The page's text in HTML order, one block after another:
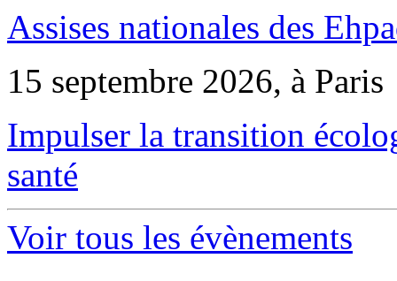
Assises nationales des
15 septembre 2026, à Paris
Impulser la transition
santé
Voir tous les évènements